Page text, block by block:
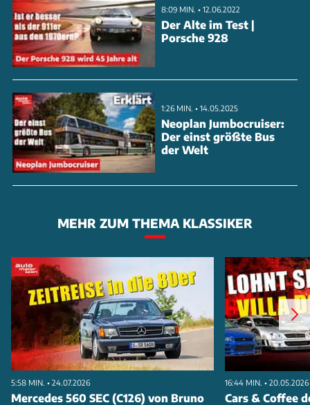
8:09 MIN. • 12.06.2022
Der Alte im Test |
Porsche 928
1:26 MIN. • 14.05.2025
Neoplan Jumbocruiser:
Der einst größte Bus
der Welt
MEHR ZUM THEMA KLASSIKER
5:58 MIN. • 24.07.2026
Mercedes 560 SEC (C126) von Bruno
16:44 MIN. • 20.05.2026
Cars & Coffee